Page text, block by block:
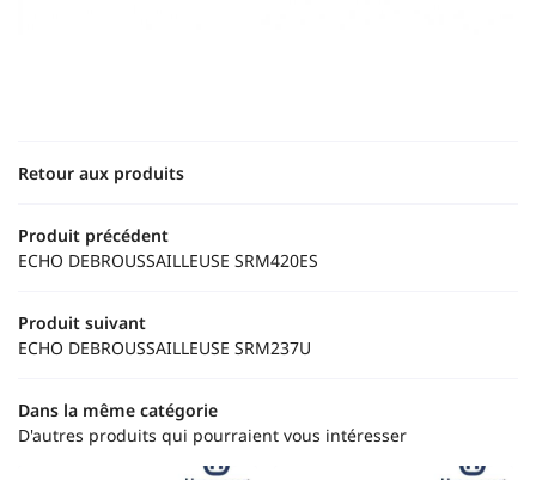
Accueil
produits
Actualités
Retour aux produits
Produit précédent
ECHO DEBROUSSAILLEUSE SRM420ES
Produit suivant
ECHO DEBROUSSAILLEUSE SRM237U
Dans la même catégorie
D'autres produits qui pourraient vous intéresser